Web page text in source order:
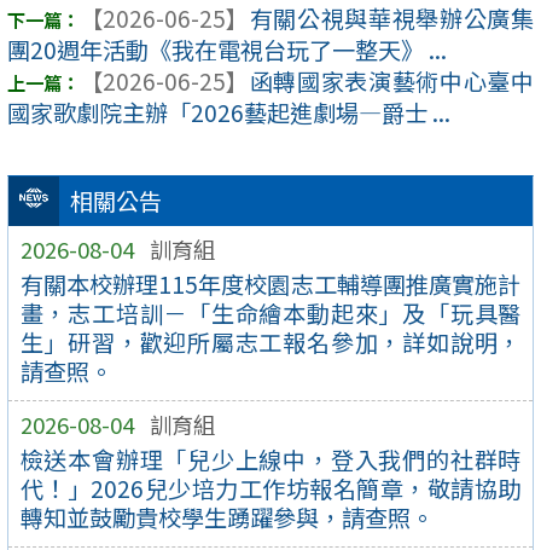
相關公告
2026-08-04 訓育組
有關本校辦理115年度校園志工輔導團推廣實施計
畫，志工培訓－「生命繪本動起來」及「玩具醫
生」研習，歡迎所屬志工報名參加，詳如說明，
請查照。
2026-08-04 訓育組
檢送本會辦理「兒少上線中，登入我們的社群時
代！」2026兒少培力工作坊報名簡章，敬請協助
轉知並鼓勵貴校學生踴躍參與，請查照。
【2026-06-25】 有關公視與華視舉辦公廣集
團20週年活動《我在電視台玩了一整天》 ...
【2026-06-25】 函轉國家表演藝術中心臺中
國家歌劇院主辦「2026藝起進劇場—爵士 ...